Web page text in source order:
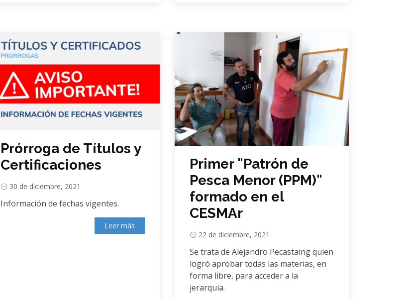
Prórroga de Títulos y
Certificaciones
30 de diciembre, 2021
Información de fechas vigentes.
Leer más
Primer "Patrón de
Pesca Menor (PPM)"
formado en el
CESMAr
22 de diciembre, 2021
Se trata de Alejandro Pecastaing quien
logró aprobar todas las materias, en
forma libre, para acceder a la
jerarquía.